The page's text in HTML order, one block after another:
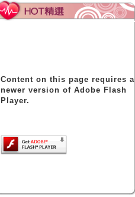
Content on this page requires a
newer version of Adobe Flash
Player.